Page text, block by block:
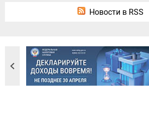
Новости в RSS